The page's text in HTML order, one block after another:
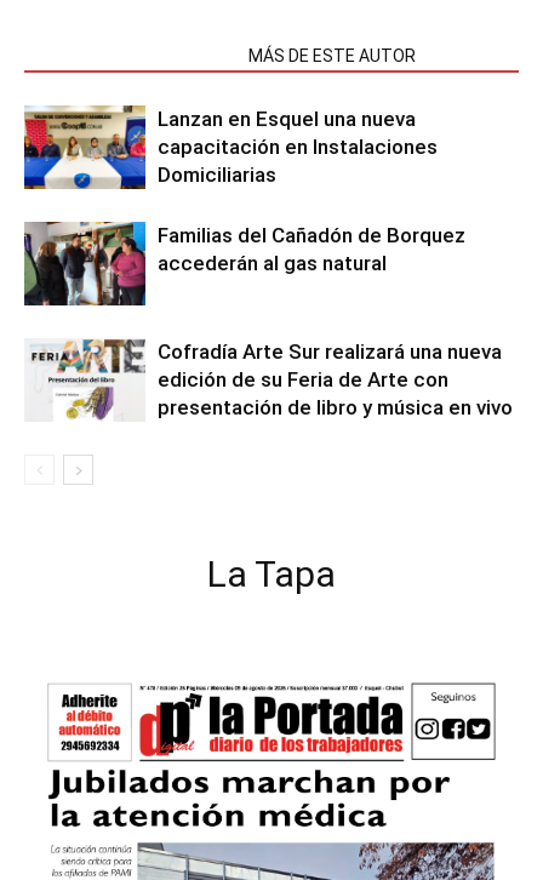
MÁS DE ESTE AUTOR
Lanzan en Esquel una nueva
capacitación en Instalaciones
Domiciliarias
Familias del Cañadón de Borquez
accederán al gas natural
Cofradía Arte Sur realizará una nueva
edición de su Feria de Arte con
presentación de libro y música en vivo
La Tapa